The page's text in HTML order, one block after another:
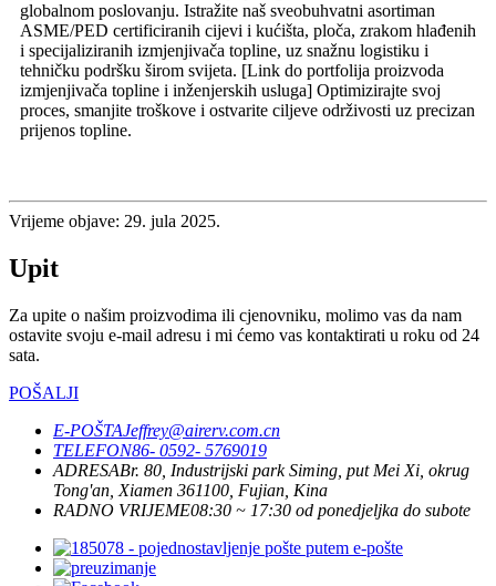
globalnom poslovanju. Istražite naš sveobuhvatni asortiman
ASME/PED certificiranih cijevi i kućišta, ploča, zrakom hlađenih
i specijaliziranih izmjenjivača topline, uz snažnu logistiku i
tehničku podršku širom svijeta. [Link do portfolija proizvoda
izmjenjivača topline i inženjerskih usluga] Optimizirajte svoj
proces, smanjite troškove i ostvarite ciljeve održivosti uz precizan
prijenos topline.
Vrijeme objave: 29. jula 2025.
Upit
Za upite o našim proizvodima ili cjenovniku, molimo vas da nam
ostavite svoju e-mail adresu i mi ćemo vas kontaktirati u roku od 24
sata.
POŠALJI
E-POŠTAJeffrey@airerv.com.cn
TELEFON86- 0592- 5769019
ADRESABr. 80, Industrijski park Siming, put Mei Xi, okrug
Tong'an, Xiamen 361100, Fujian, Kina
RADNO VRIJEME08:30 ~ 17:30 od ponedjeljka do subote